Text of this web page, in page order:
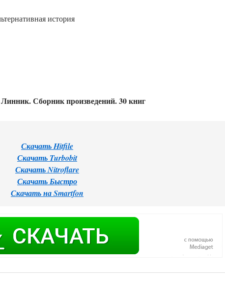
история
Сборник произведений. 30 книг
Скачать Hitfile
Скачать Turbobit
Скачать Nitroflare
Скачать Быстро
Скачать на Smartfon